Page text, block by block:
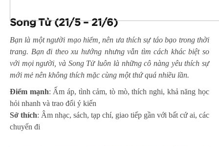
Song Tử (21/5 – 21/6)
Bạn là một người mạo hiểm, nên ưa thích sự táo bạo trong thời
trang. Bạn đi theo xu hướng nhưng vẫn tìm cách khác biệt so
với mọi người, và Song Tử luôn là những cô nàng yêu thích sự
mới mẻ nên không thích mặc cùng một thứ quá nhiều lần.
Điểm mạnh: Ấm áp, tình cảm, tò mò, thích nghi, khả năng học
hỏi nhanh và trao đổi ý kiến
Sở thích: Âm nhạc, sách, tạp chí, giao tiếp gần với bất cứ ai, các
chuyến đi